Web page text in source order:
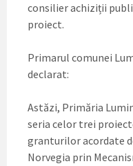
consilier achiziții
proiect.
Primarul comunei
declarat:
Astăzi, Primăria
seria celor trei
granturilor acordate
Norvegia prin